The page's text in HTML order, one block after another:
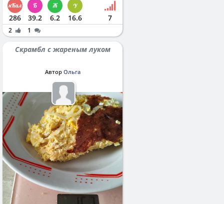
286 39.2 6.2 16.6 7
2 1
Скрамбл с жареным луком
Автор Ольга